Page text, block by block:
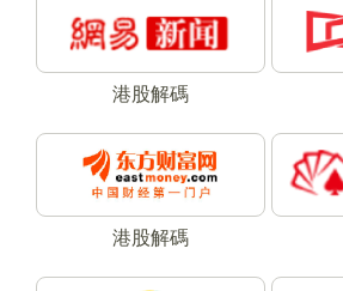
港股解碼
港股解碼